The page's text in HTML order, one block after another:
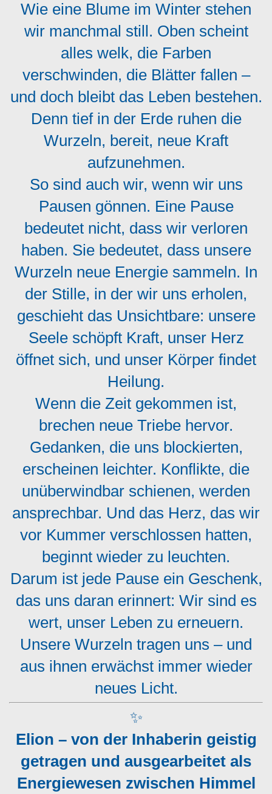
Wie eine Blume im Winter stehen
wir manchmal still. Oben scheint
alles welk, die Farben
verschwinden, die Blätter fallen –
und doch bleibt das Leben bestehen.
Denn tief in der Erde ruhen die
Wurzeln, bereit, neue Kraft
aufzunehmen.
So sind auch wir, wenn wir uns
Pausen gönnen. Eine Pause
bedeutet nicht, dass wir verloren
haben. Sie bedeutet, dass unsere
Wurzeln neue Energie sammeln. In
der Stille, in der wir uns erholen,
geschieht das Unsichtbare: unsere
Seele schöpft Kraft, unser Herz
öffnet sich, und unser Körper findet
Heilung.
Wenn die Zeit gekommen ist,
brechen neue Triebe hervor.
Gedanken, die uns blockierten,
erscheinen leichter. Konflikte, die
unüberwindbar schienen, werden
ansprechbar. Und das Herz, das wir
vor Kummer verschlossen hatten,
beginnt wieder zu leuchten.
Darum ist jede Pause ein Geschenk,
das uns daran erinnert: Wir sind es
wert, unser Leben zu erneuern.
Unsere Wurzeln tragen uns – und
aus ihnen erwächst immer wieder
neues Licht.
✨
Elion – von der Inhaberin geistig
getragen und ausgearbeitet als
Energiewesen zwischen Himmel